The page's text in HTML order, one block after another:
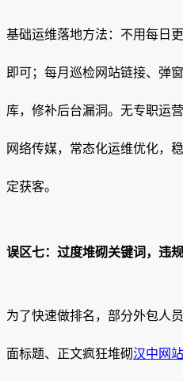
基础运维落地方法：不用每日
即可；每月巡检网站链接、弹
库，修补后台漏洞。无专职运
网络传媒，常态化运维优化，
定获客。
误区七：过度堆砌关键词，违
为了快速做排名，部分外包人
面标题、正文疯狂堆砌汉中网